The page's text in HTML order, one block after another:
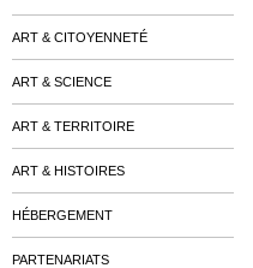
ART & CITOYENNETÉ
ART & SCIENCE
ART & TERRITOIRE
ART & HISTOIRES
HÉBERGEMENT
PARTENARIATS